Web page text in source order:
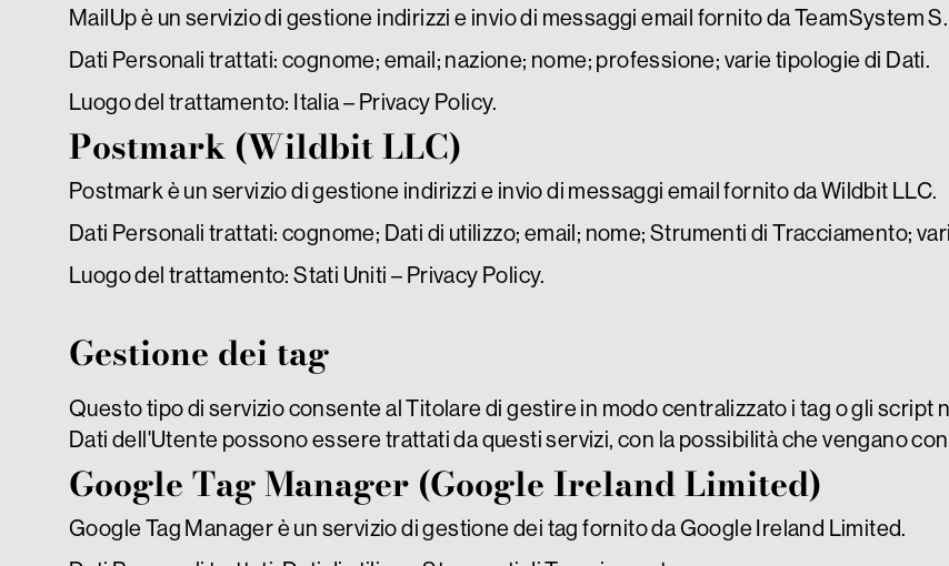
MailUp è un servizio di gestione indirizzi e invio di messaggi email fornito da TeamSystem
Dati Personali trattati: cognome; email; nazione; nome; professione; varie tipologie di Dati.
Luogo del trattamento: Italia – Privacy Policy.
Postmark (Wildbit LLC)
Postmark è un servizio di gestione indirizzi e invio di messaggi email fornito da Wildbit LLC.
Dati Personali trattati: cognome; Dati di utilizzo; email; nome; Strumenti di Tracciamento;
Luogo del trattamento: Stati Uniti – Privacy Policy.
Gestione dei tag
Questo tipo di servizio consente al Titolare di gestire in modo centralizzato i tag o gli script
Dati dell'Utente possono essere trattati da questi servizi, con la possibilità che vengano
Google Tag Manager (Google Ireland Limited)
Google Tag Manager è un servizio di gestione dei tag fornito da Google Ireland Limited.